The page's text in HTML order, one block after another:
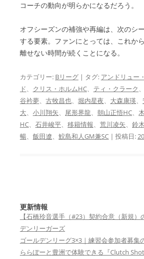
コーチの動向が明らかになるだろう。
オフシーズンの補強や再編は、次のシ
する要素。ファンにとっては、これか
離せない時間が続くことになる。
カテゴリー: Bリーグ | タグ: アンドリュー
ド、 クリス・ホルムHC、 ティ・クラーク、
谷衿夢、 古牧昌也、 堀内星夜、 大森康瑛、
大、 小川翔矢、 尾形界龍、 朝山正悟HC、
HC、 石井峻平、 移籍情報、 荒川凌矢、 鈴
暢、 飯田遼、 鮫島和人GM兼SC | 投稿日:
更新情報
【石橋玲音選手（#23）契約合意（新規
デンリーガーズ
ゴールデンリーグ3×3｜練習会参加者募集
ららぽーと豊洲で体験できる『Clutch